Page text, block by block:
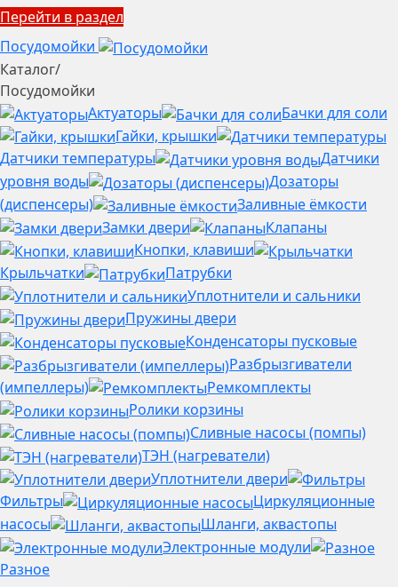
Перейти в раздел
Посудомойки
Каталог/
Посудомойки
Актуаторы
Бачки для соли
Гайки, крышки
Датчики температуры
Датчики
уровня воды
Дозаторы
(диспенсеры)
Заливные ёмкости
Замки двери
Клапаны
Кнопки, клавиши
Крыльчатки
Патрубки
Уплотнители и сальники
Пружины двери
Конденсаторы пусковые
Разбрызгиватели
(импеллеры)
Ремкомплекты
Ролики корзины
Сливные насосы (помпы)
ТЭН (нагреватели)
Уплотнители двери
Фильтры
Циркуляционные
насосы
Шланги, аквастопы
Электронные модули
Разное